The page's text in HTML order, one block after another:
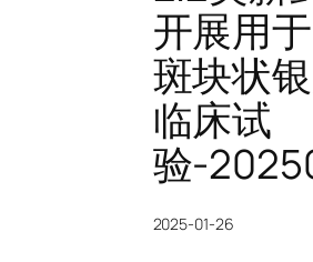
开展用
斑块状
临床试
验-
2025-01-26